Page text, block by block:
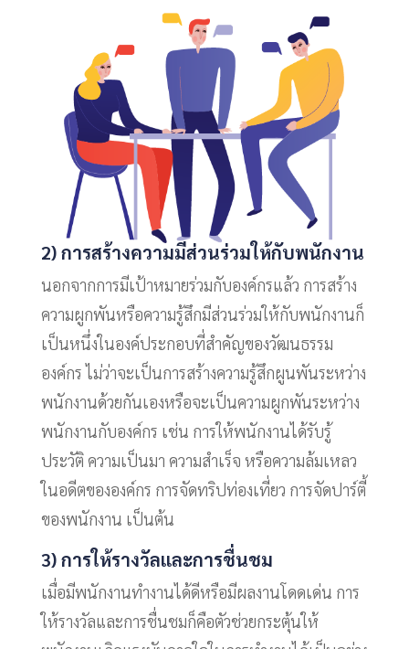
2) การสร้างความมีส่วนร่วมให้กับพนักงาน
นอกจากการมีเป้าหมายร่วมกับองค์กรแล้ว การสร้าง
ความผูกพันหรือความรู้สึกมีส่วนร่วมให้กับพนักงานก็
เป็นหนึ่งในองค์ประกอบที่สำคัญของวัฒนธรรม
องค์กร ไม่ว่าจะเป็นการสร้างความรู้สึกผูนพันระหว่าง
พนักงานด้วยกันเองหรือจะเป็นความผูกพันระหว่าง
พนักงานกับองค์กร เช่น การให้พนักงานได้รับรู้
ประวัติ ความเป็นมา ความสำเร็จ หรือความล้มเหลว
ในอดีตขององค์กร การจัดทริปท่องเที่ยว การจัดปาร์ตี้
ของพนักงาน เป็นต้น
3) การให้รางวัลและการชื่นชม
เมื่อมีพนักงานทำงานได้ดีหรือมีผลงานโดดเด่น การ
ให้รางวัลและการชื่นชมก็คือตัวช่วยกระตุ้นให้